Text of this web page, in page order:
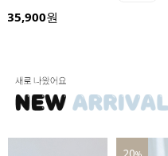
53,900원